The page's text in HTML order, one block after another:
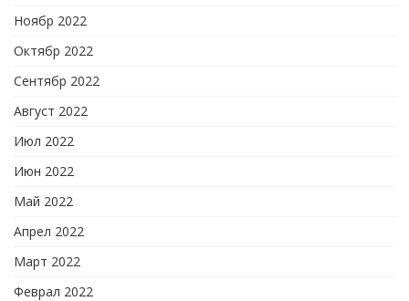
Ноябр 2022
Октябр 2022
Сентябр 2022
Август 2022
Июл 2022
Июн 2022
Май 2022
Апрел 2022
Март 2022
Феврал 2022